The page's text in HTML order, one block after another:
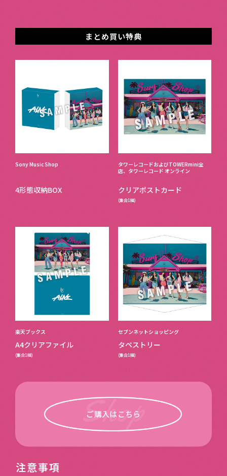
まとめ買い特典
Sony Music Shop
4形態収納BOX
タワーレコードおよびTOWERmini全
店、タワーレコード オンライン
クリアポストカード
(集合1種)
楽天ブックス
A4クリアファイル
(集合1種)
セブンネットショッピング
タペストリー
(集合1種)
ご購入はこちら
注意事項